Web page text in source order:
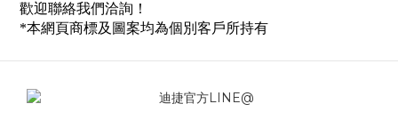
歡迎聯絡我們洽詢！
*本網頁商標及圖案均為個別客戶所持有